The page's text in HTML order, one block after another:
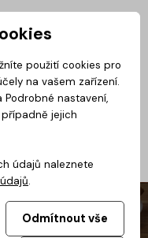
Privátní zóna
CoolDialog Podcast
použití cookies pro
na vašem zařízení.
nastavení,
jejich
údajů naleznete
.
Odmítnout vše